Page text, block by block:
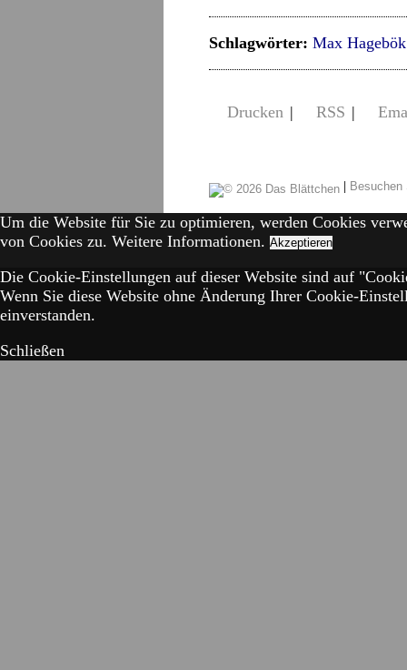
Schlagwörter: Max Hagebök
Drucken | RSS |
|
Um die Website für Sie zu optimieren, werden Cookies
von Cookies zu. Weitere Informationen. Akzeptieren
Die Cookie-Einstellungen auf dieser Website sind auf
Wenn Sie diese Website ohne Änderung Ihrer Cookie-
einverstanden.
Schließen